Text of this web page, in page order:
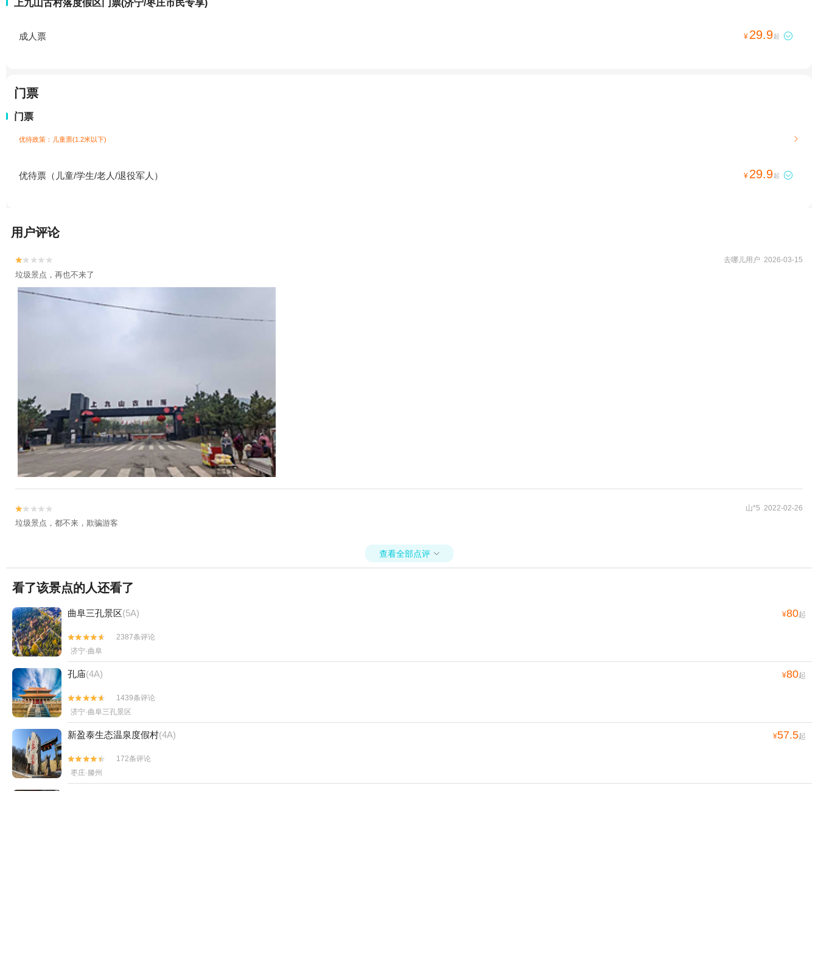
上九山古村落度假区门票(济宁/枣庄市民专享)
成人票 ¥ 29.9起 
门票
门票
优待政策：儿童票(1.2米以下) 
优待票（儿童/学生/老人/退役军人） ¥ 29.9起 
用户评论

 去哪儿用户 2026-03-15
垃圾景点，再也不来了

 山*5 2022-02-26
垃圾景点，都不来，欺骗游客
查看全部点评 
看了该景点的人还看了
曲阜三孔景区(5A) ¥80起


2387条评论
济宁·曲阜
孔庙(4A) ¥80起


1439条评论
济宁·曲阜三孔景区
新盈泰生态温泉度假村(4A) ¥57.5起


172条评论
枣庄·滕州